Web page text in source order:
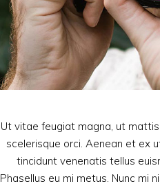
Ut vitae feugiat magna, ut
scelerisque orci. Aenean et ex
tincidunt venenatis tellus
Phasellus eu mi metus. Nunc mi